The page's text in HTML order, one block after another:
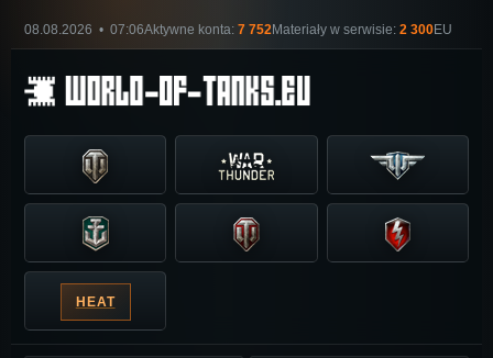
08.08.2026 • 07:06Aktywne konta: 7 752Materiały w serwisie: 2 300EU
HEAT